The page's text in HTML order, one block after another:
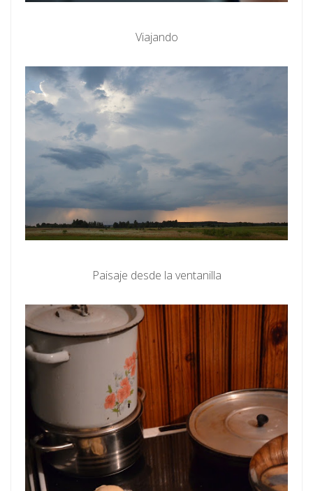
Viajando
Paisaje desde la ventanilla